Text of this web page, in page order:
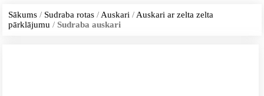
Sākums / Sudraba rotas / Auskari / Auskari ar zelta zelta
pārklājumu /Sudraba auskari